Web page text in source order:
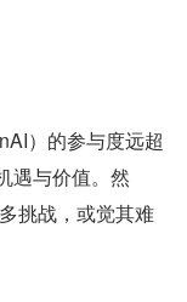
）的参与度远超
遇与价值。然
挑战，或觉其难